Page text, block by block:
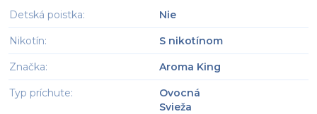
Detská poistka: Nie
Nikotín: S nikotínom
Značka: Aroma King
Typ príchute:
Ovocná
Svieža